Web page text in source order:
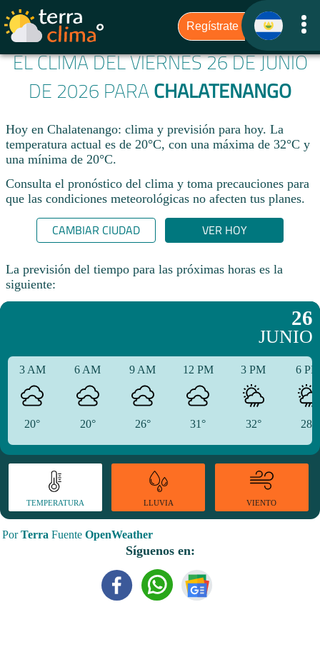
EL CLIMA DEL VIERNES 26 DE JUNIO
DE 2026 PARA CHALATENANGO
Hoy en Chalatenango: clima y previsión para hoy. La
temperatura actual es de 20°C, con una máxima de 32°C y
una mínima de 20°C.​
Consulta el pronóstico del clima y toma precauciones para
que las condiciones meteorológicas no afecten tus planes.​
CAMBIAR CIUDAD VER HOY
La previsión del tiempo para las próximas horas es la
siguiente:
26
JUNIO
3 AM
20°
6 AM
20°
9 AM
26°
12 PM
31°
3 PM
32°
6
28°
TEMPERATURA LLUVIA VIENTO
PorTerra Fuente OpenWeather
Síguenos en: